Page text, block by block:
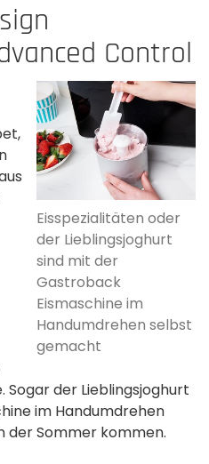
Control
Eisspezialitäten oder
der Lieblingsjoghurt
sind mit der
Gastroback
Eismaschine im
Handumdrehen selbst
gemacht
Sogar der Lieblingsjoghurt
im Handumdrehen
der Sommer kommen.